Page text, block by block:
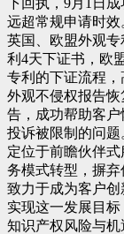
远超常规申请时
英国、欧盟外观
利4天下证书，欧
专利的下证流程
外观不侵权报告
告，成功帮助客
投诉被限制的问
定位于前瞻伙伴式
务模式转型，摒弃
致力于成为客户
实现这一发展目
知识产权风险与